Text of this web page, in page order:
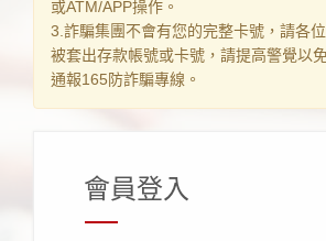
或ATM/APP操作。
3.詐騙集團不會有您的完整卡號，請各
被套出存款帳號或卡號，請提高警覺以
通報165防詐騙專線。
會員登入